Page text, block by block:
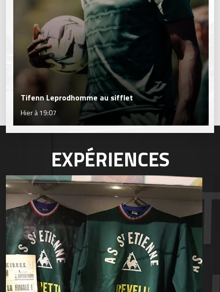
Tifenn Leprodhomme au sifflet
Hier à 19:07
EXPÉRIENCES